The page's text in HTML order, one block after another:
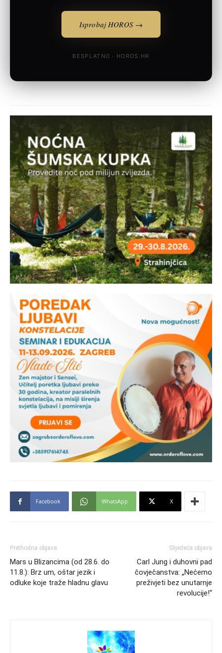
Isprobaj HOROS →
BESPLATNO · HOROS.HR
Facebook WhatsApp X
Prethodna objava
Mars u Blizancima (od 28.6. do
11.8.): Brz um, oštar jezik i
odluke koje traže hladnu glavu
Slijedeća objava
Carl Jung i duhovni pad
čovječanstva: „Nećemo
preživjeti bez unutarnje
revolucije!“